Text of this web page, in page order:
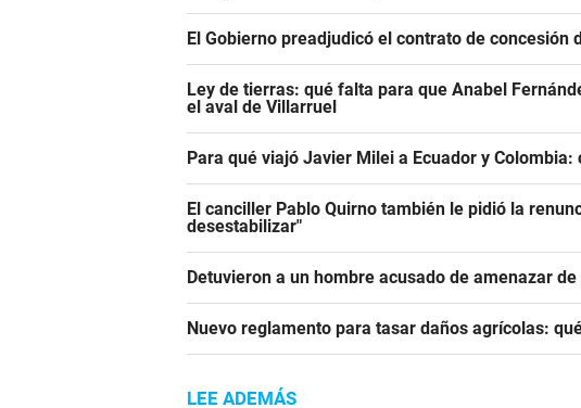
El Gobierno preadjudicó el contrato de concesión
Ley de tierras: qué falta para que Anabel
el aval de Villarruel
Para qué viajó Javier Milei a Ecuador y Colombia:
El canciller Pablo Quirno también le pidió la
desestabilizar"
Detuvieron a un hombre acusado de amenazar
Nuevo reglamento para tasar daños agrícolas:
LEE ADEMÁS